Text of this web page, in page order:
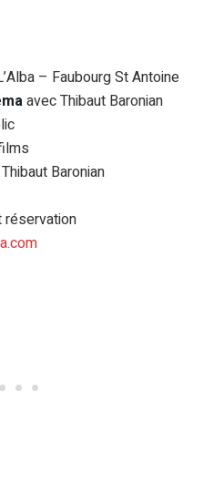
– Faubourg St Antoine
avec Thibaut Baronian
Baronian
réservation